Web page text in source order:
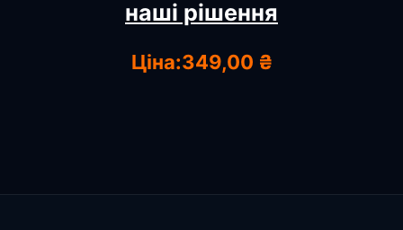
наші рішення
Ціна:349,00 ₴